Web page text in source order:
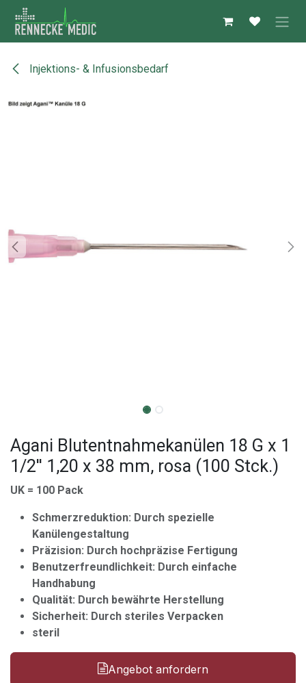
Zum Inhalt springen
Injektions- & Infusionsbedarf
Agani Blutentnahmekanülen 18 G x 1
1/2'' 1,20 x 38 mm, rosa (100 Stck.)
UK = 100 Pack
Schmerzreduktion: Durch spezielle
Kanülengestaltung
Präzision: Durch hochpräzise Fertigung
Benutzerfreundlichkeit: Durch einfache
Handhabung
Qualität: Durch bewährte Herstellung
Sicherheit: Durch steriles Verpacken
steril
Angebot anfordern